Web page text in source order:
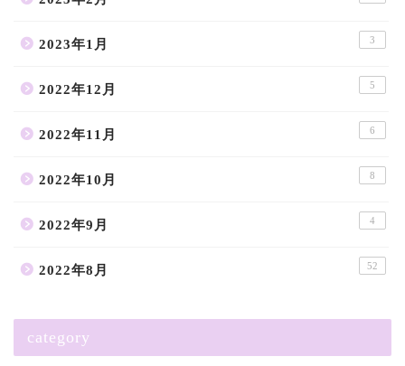
2023年1月 3
2022年12月 5
2022年11月 6
2022年10月 8
2022年9月 4
2022年8月 52
category